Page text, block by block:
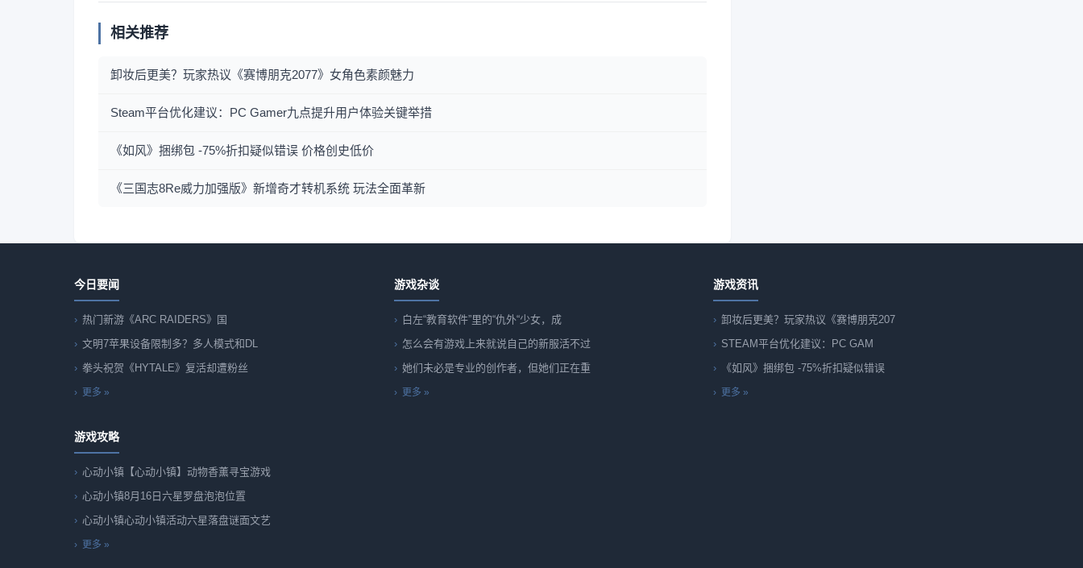
相关推荐
卸妆后更美？玩家热议《赛博朋克2077》女角色素颜魅力
Steam平台优化建议：PC Gamer九点提升用户体验关键举措
《如风》捆绑包 -75%折扣疑似错误 价格创史低价
《三国志8Re威力加强版》新增奇才转机系统 玩法全面革新
今日要闻
热门新游《ARC RAIDERS》国
文明7苹果设备限制多？多人模式和DL
拳头祝贺《HYTALE》复活却遭粉丝
更多 »
游戏杂谈
白左“教育软件”里的“仇外“少女，成
怎么会有游戏上来就说自己的新服活不过
她们未必是专业的创作者，但她们正在重
更多 »
游戏资讯
卸妆后更美？玩家热议《赛博朋克207
STEAM平台优化建议：PC GAM
《如风》捆绑包 -75%折扣疑似错误
更多 »
游戏攻略
心动小镇【心动小镇】动物香薰寻宝游戏
心动小镇8月16日六星罗盘泡泡位置
心动小镇心动小镇活动六星落盘谜面文艺
更多 »